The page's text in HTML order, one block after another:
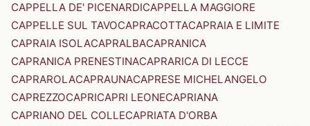
CAPPELLA DE' PICENARDICAPPELLA MAGGIORE
CAPPELLE SUL TAVOCAPRACOTTACAPRAIA E LIMITE
CAPRAIA ISOLACAPRALBACAPRANICA
CAPRANICA PRENESTINACAPRARICA DI LECCE
CAPRAROLACAPRAUNACAPRESE MICHELANGELO
CAPREZZOCAPRICAPRI LEONECAPRIANA
CAPRIANO DEL COLLECAPRIATA D'ORBA